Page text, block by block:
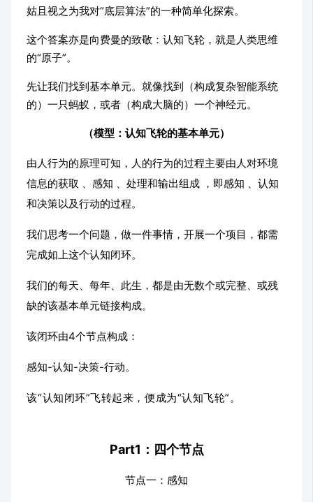
姑且视之为我对“底层算法”的一种简单化探索。
这个答案亦是向费曼的致敬：认知飞轮，就是人类思维
的“原子”。
先让我们找到基本单元。就像找到（构成复杂智能系统
的）一只蚂蚁，或者（构成大脑的）一个神经元。
（模型：认知飞轮的基本单元）
由人行为的原理可知，人的行为的过程主要由人对环境
信息的获取 、感知 、处理和输出组成 ，即感知 、认知
和决策以及行动的过程。
我们思考一个问题，做一件事情，开展一个项目，都需
完成如上这个认知闭环。
我们的每天、每年、此生，都是由无数个或完整、或残
缺的该基本单元链接构成。
该闭环由4个节点构成：
感知-认知-决策-行动。
该“认知闭环”飞转起来，便成为“认知飞轮”。
Part1：四个节点
节点一：感知